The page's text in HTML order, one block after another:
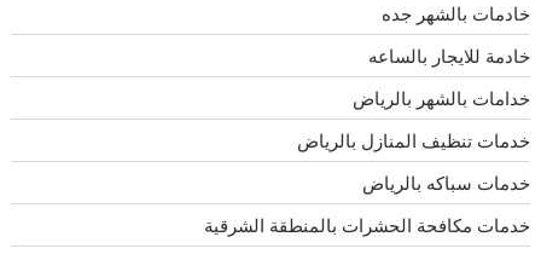
خادمات بالشهر جده
خادمة للايجار بالساعه
خدامات بالشهر بالرياض
خدمات تنظيف المنازل بالرياض
خدمات سباكه بالرياض
خدمات مكافحة الحشرات بالمنطقة الشرقية